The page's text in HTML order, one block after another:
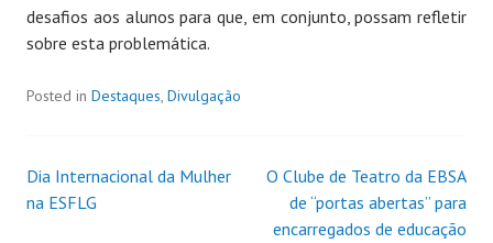
desafios aos alunos para que, em conjunto, possam refletir
sobre esta problemática.
Posted in Destaques, Divulgação
Dia Internacional da Mulher
na ESFLG
O Clube de Teatro da EBSA
de “portas abertas” para
encarregados de educação